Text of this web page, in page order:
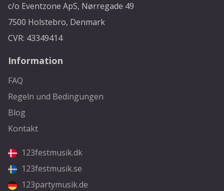
c/o Eventzone ApS, Nørregade 49
7500 Holstebro, Denmark
CVR: 43349414
Information
FAQ
Regeln und Bedingungen
Blog
Kontakt
123festmusik.dk
123festmusik.se
123partymusik.de